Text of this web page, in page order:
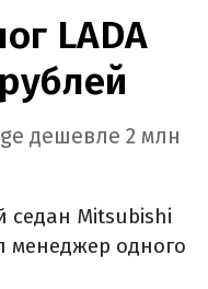
LADA
дешевле 2 млн
седан Mitsubishi
менеджер одного